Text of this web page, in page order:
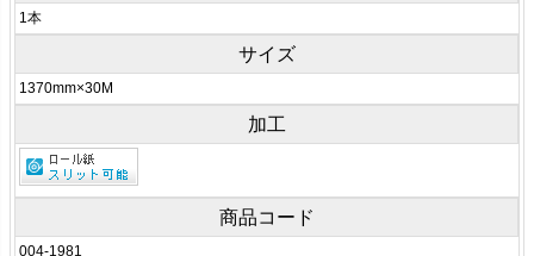
1本
サイズ
1370mm×30M
加工
商品コード
004-1981